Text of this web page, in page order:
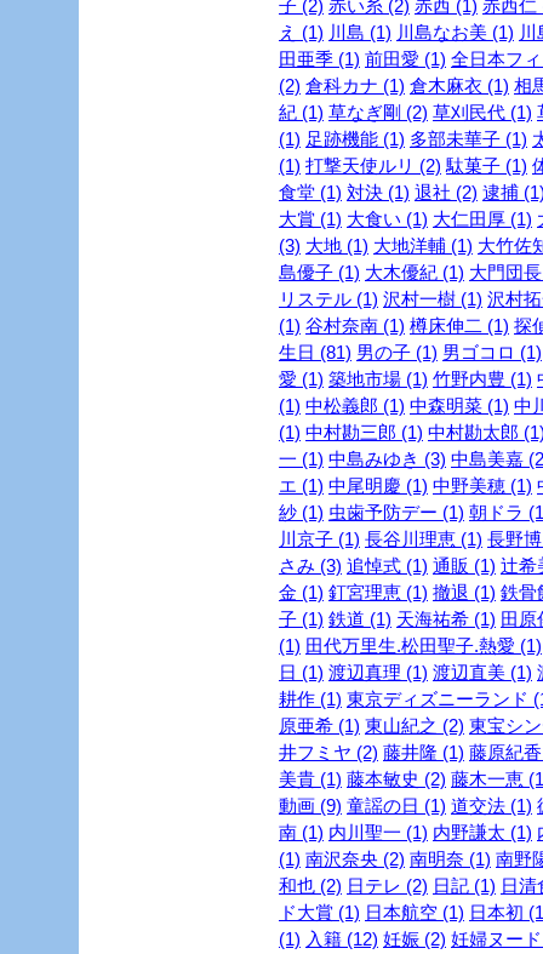
子 (2) 赤い糸 (2) 赤西 (1) 赤西仁
え (1) 川島 (1) 川島なお美 (1)
田亜季 (1) 前田愛 (1) 全日本フ
(2) 倉科カナ (1) 倉木麻衣 (1) 相
紀 (1) 草なぎ剛 (2) 草刈民代 (1)
(1) 足跡機能 (1) 多部未華子 (1)
(1) 打撃天使ルリ (2) 駄菓子 (1)
食堂 (1) 対決 (1) 退社 (2) 逮捕
大賞 (1) 大食い (1) 大仁田厚 (1)
(3) 大地 (1) 大地洋輔 (1) 大竹佐
島優子 (1) 大木優紀 (1) 大門団
リステル (1) 沢村一樹 (1) 沢村
(1) 谷村奈南 (1) 樽床伸二 (1) 探
生日 (81) 男の子 (1) 男ゴコロ (1)
愛 (1) 築地市場 (1) 竹野内豊 (1)
(1) 中松義郎 (1) 中森明菜 (1) 中
(1) 中村勘三郎 (1) 中村勘太郎
一 (1) 中島みゆき (3) 中島美嘉
エ (1) 中尾明慶 (1) 中野美穂 (1)
紗 (1) 虫歯予防デー (1) 朝ドラ
川京子 (1) 長谷川理恵 (1) 長野
さみ (3) 追悼式 (1) 通販 (1) 辻希
金 (1) 釘宮理恵 (1) 撤退 (1) 鉄骨
子 (1) 鉄道 (1) 天海祐希 (1) 田原
(1) 田代万里生.松田聖子.熱愛 (1)
日 (1) 渡辺真理 (1) 渡辺直美 (1)
耕作 (1) 東京ディズニーランド
原亜希 (1) 東山紀之 (2) 東宝シ
井フミヤ (2) 藤井隆 (1) 藤原紀
美貴 (1) 藤本敏史 (2) 藤木一恵
動画 (9) 童謡の日 (1) 道交法 (1)
南 (1) 内川聖一 (1) 内野謙太 (1)
(1) 南沢奈央 (2) 南明奈 (1) 南野
和也 (2) 日テレ (2) 日記 (1) 日清
ド大賞 (1) 日本航空 (1) 日本初
(1) 入籍 (12) 妊娠 (2) 妊婦ヌー